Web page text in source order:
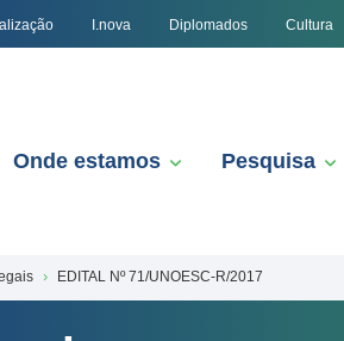
I.nova Diplomados Cultura
Onde estamos Pesquisa
EDITAL Nº 71/UNOESC-R/2017